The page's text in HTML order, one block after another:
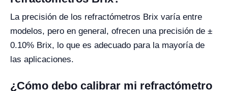
La precisión de los refractómetros Brix varía entre
modelos, pero en general, ofrecen una precisión de ±
0.10% Brix, lo que es adecuado para la mayoría de
las aplicaciones.
¿Cómo debo calibrar mi refractómetro